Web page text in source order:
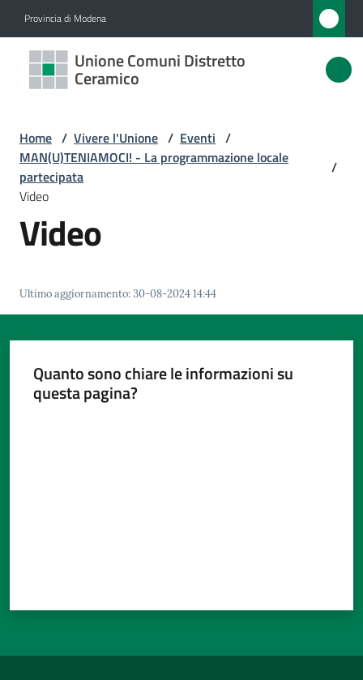
Provincia di Modena
Unione Comuni Distretto
Ceramico
Unione
Comuni
Ceramico
Amministrazione
Novità
Servizi
Menu selezionato
Home / Vivere l'Unione / Eventi /
MAN(U)TENIAMOCI! - La programmazione locale
partecipata
/
Video
Video
Ultimo aggiornamento:30-08-2024 14:44
Quanto sono chiare le informazioni su
questa pagina?